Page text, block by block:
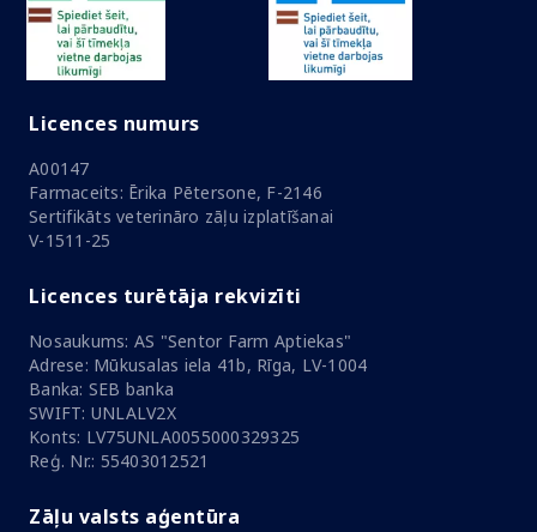
Licences numurs
A00147
Farmaceits: Ērika Pētersone, F-2146
Sertifikāts veterināro zāļu izplatīšanai
V-1511-25
Licences turētāja rekvizīti
Nosaukums: AS "Sentor Farm Aptiekas"
Adrese: Mūkusalas iela 41b, Rīga, LV-1004
Banka: SEB banka
SWIFT: UNLALV2X
Konts: LV75UNLA0055000329325
Reģ. Nr.: 55403012521
Zāļu valsts aģentūra